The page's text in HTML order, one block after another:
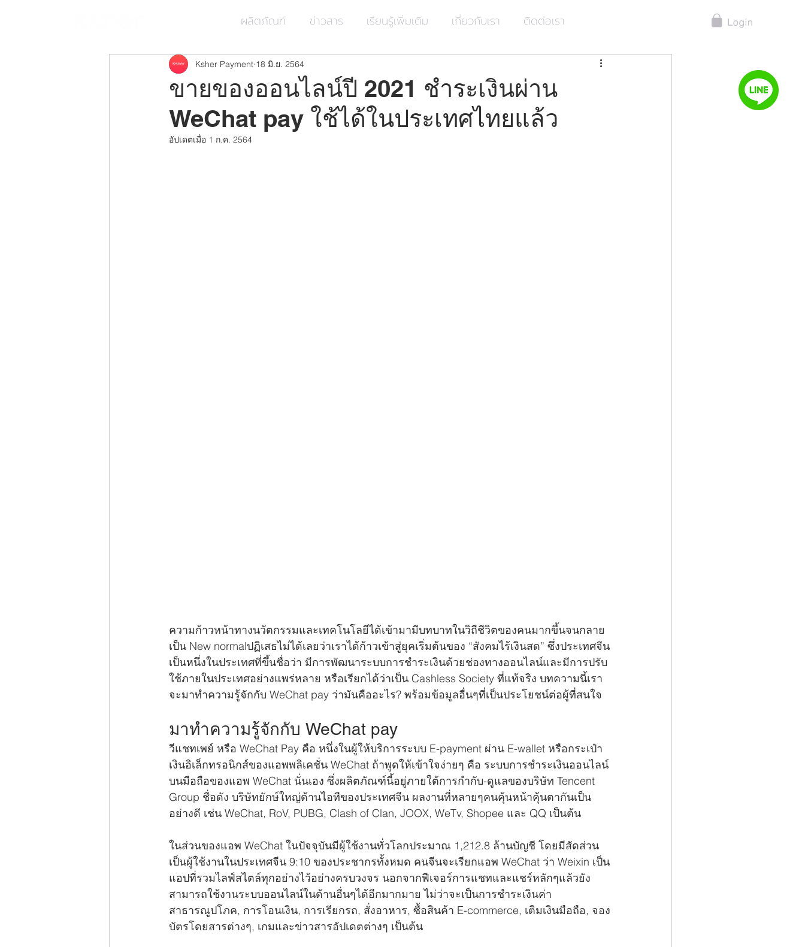
ผลิตภัณฑ์ ข่าวสาร เรียนรู้เพิ่มเติม เกี่ยวกับเรา ติดต่อเรา
ขายของออนไลน์ปี 2021 ชำระเงินผ่าน
WeChat pay ใช้ได้ในประเทศไทยแล้ว
Ksher Payment 18 มิ.ย. 2564
อัปเดตเมื่อ 1 ก.ค. 2564
ความก้าวหน้าทางนวัตกรรมและเทคโนโลยีได้เข้ามามีบทบาทในวิถีชีวิตของคนมากขึ้นจนกลาย
เป็น New normalปฏิเสธไม่ได้เลยว่าเราได้ก้าวเข้าสู่ยุคเริ่มต้นของ “สังคมไร้เงินสด” ซึ่งประเทศจีน
เป็นหนึ่งในประเทศที่ขึ้นชื่อว่า มีการพัฒนาระบบการชำระเงินด้วยช่องทางออนไลน์และมีการปรับ
ใช้ภายในประเทศอย่างแพร่หลาย หรือเรียกได้ว่าเป็น Cashless Society ที่แท้จริง บทความนี้เรา
จะมาทำความรู้จักกับ WeChat pay ว่ามันคืออะไร? พร้อมข้อมูลอื่นๆที่เป็นประโยชน์ต่อผู้ที่สนใจ
มาทำความรู้จักกับ WeChat pay
วีแชทเพย์ หรือ WeChat Pay คือ หนึ่งในผู้ให้บริการระบบ E-payment ผ่าน E-wallet หรือกระเป๋า
เงินอิเล็กทรอนิกส์ของแอพพลิเคชั่น WeChat ถ้าพูดให้เข้าใจง่ายๆ คือ ระบบการชำระเงินออนไลน์
บนมือถือของแอพ WeChat นั่นเอง ซึ่งผลิตภัณฑ์นี้อยู่ภายใต้การกำกับ-ดูแลของบริษัท Tencent
Group ชื่อดัง บริษัทยักษ์ใหญ่ด้านไอทีของประเทศจีน ผลงานที่หลายๆคนคุ้นหน้าคุ้นตากันเป็น
อย่างดี เช่น WeChat, RoV, PUBG, Clash of Clan, JOOX, WeTv, Shopee และ QQ เป็นต้น
ในส่วนของแอพ WeChat ในปัจจุบันมีผู้ใช้งานทั่วโลกประมาณ 1,212.8 ล้านบัญชี โดยมีสัดส่วน
เป็นผู้ใช้งานในประเทศจีน 9:10 ของประชากรทั้งหมด คนจีนจะเรียกแอพ WeChat ว่า Weixin เป็น
แอปที่รวมไลฟ์สไตล์ทุกอย่างไว้อย่างครบวงจร นอกจากฟีเจอร์การแชทและแชร์หลักๆแล้วยัง
สามารถใช้งานระบบออนไลน์ในด้านอื่นๆได้อีกมากมาย ไม่ว่าจะเป็นการชำระเงินค่า
สาธารณูปโภค, การโอนเงิน, การเรียกรถ, สั่งอาหาร, ซื้อสินค้า E-commerce, เติมเงินมือถือ, จอง
บัตรโดยสารต่างๆ, เกมและข่าวสารอัปเดตต่างๆ เป็นต้น